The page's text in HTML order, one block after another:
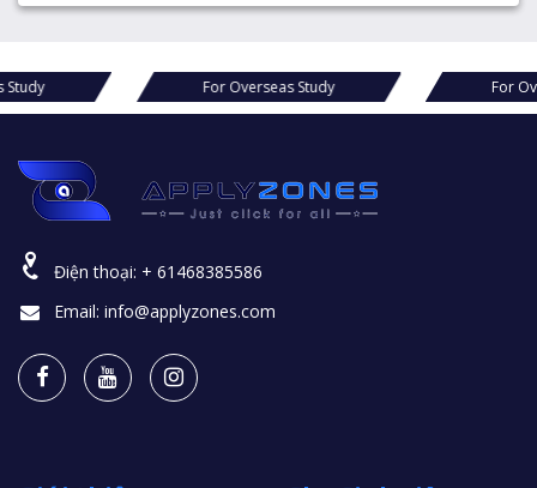
Study For Overseas Study For
Điện thoại: + 61468385586
Email: info@applyzones.com